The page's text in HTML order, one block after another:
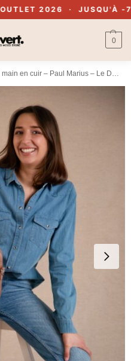
2026 · JUSQU'À -70%
0
en cuir – Paul Marius – Le Dandy S – Or rose